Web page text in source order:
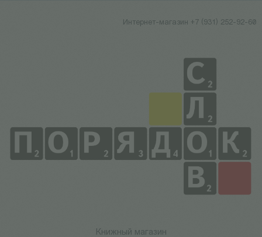
Интернет-магазин +7 (931) 252-92-60
Книжный магазин